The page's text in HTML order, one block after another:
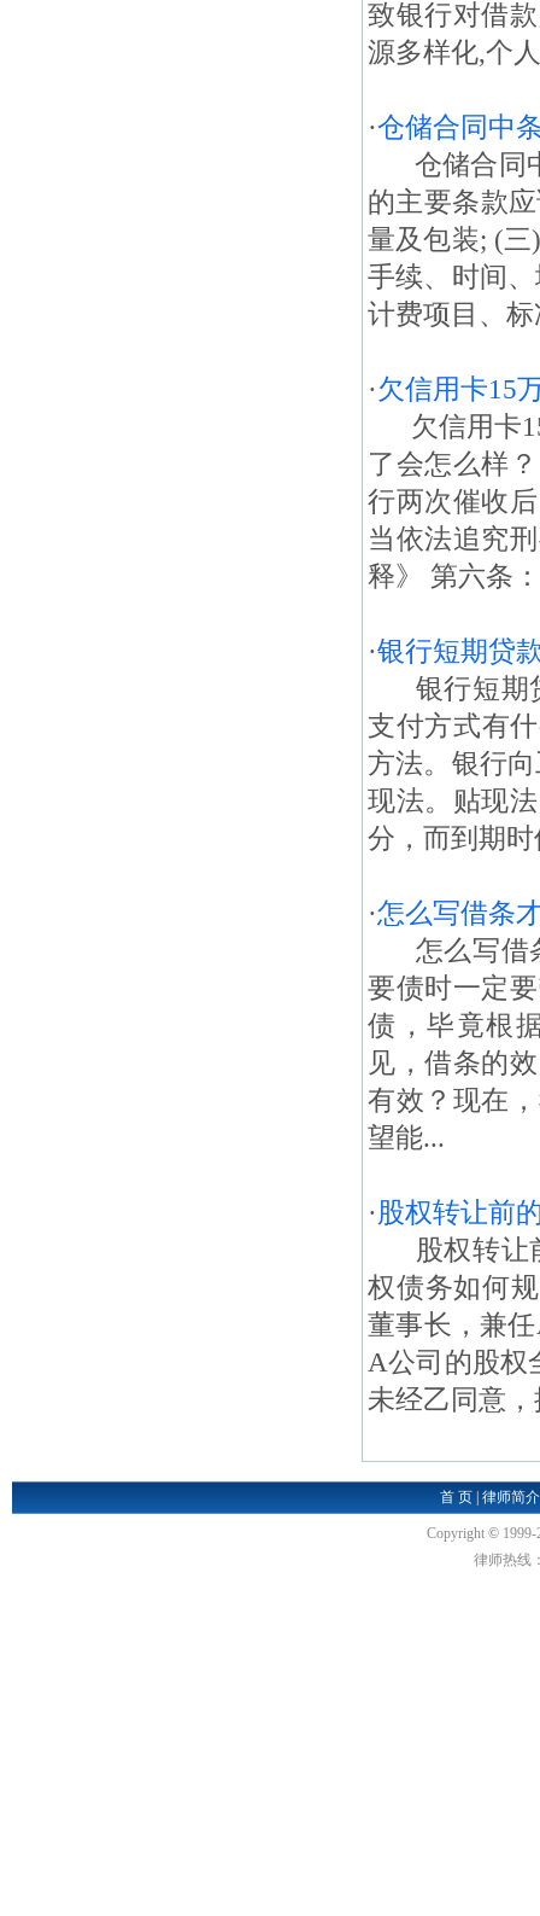
致银行对借
源多样化,个
·仓储合同中
仓储合同中
的主要条款
量及包装; (
手续、时间
计费项目、
·欠信用卡15
欠信用卡15
了会怎么样
行两次催收
当依法追究
释》 第六条
·银行短期贷
银行短期
支付方式有
方法。银行
现法。贴现
分，而到期
·怎么写借条
怎么写借
要债时一定
债，毕竟根
见，借条的
有效？现在
望能...
·股权转让前
股权转让
权债务如何
董事长，兼
A公司的股权
未经乙同意
首 页| 律师简介
Copyright ©
律师热线